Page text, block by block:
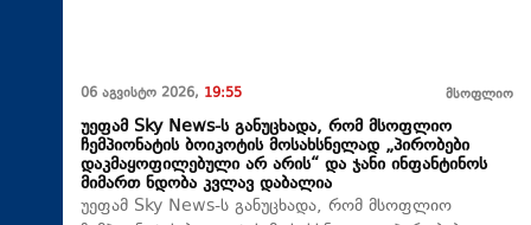
06 აგვისტო 2026, 19:55 მსოფლიო
უეფამ Sky News-ს განუცხადა, რომ მსოფლიო
ჩემპიონატის ბოიკოტის მოსახსნელად „პირობები
დაკმაყოფილებული არ არის“ და ჯანი ინფანტინოს
მიმართ ნდობა კვლავ დაბალია
უეფამ Sky News-ს განუცხადა, რომ მსოფლიო